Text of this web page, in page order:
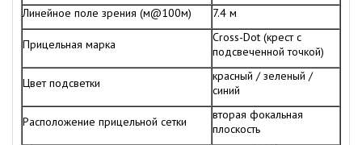
Линейное поле зрения (м@100м)
7.4 м
Прицельная марка
Cross-Dot (крест с
подсвеченной точкой)
Цвет подсветки
красный / зеленый /
синий
Расположение прицельной сетки
вторая фокальная
плоскость